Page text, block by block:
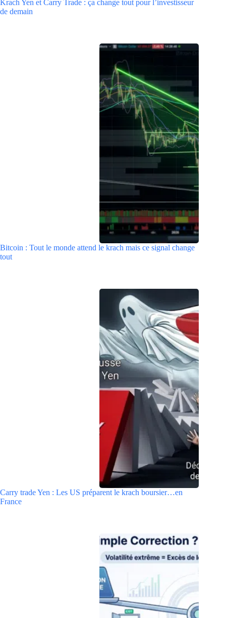
Krach Yen et Carry Trade : ça change tout pour l’investisseur
de demain
Bitcoin : Tout le monde attend le krach mais ce signal change
tout
Carry trade Yen : Les US préparent le krach boursier…en
France